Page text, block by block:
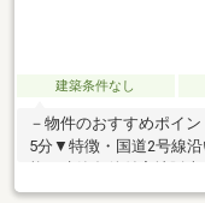
建築条件なし
－物件のおすすめポイ
5分▼特徴・国道2号線
ー・工務店で建築でき